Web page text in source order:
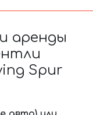
аренды
Spur